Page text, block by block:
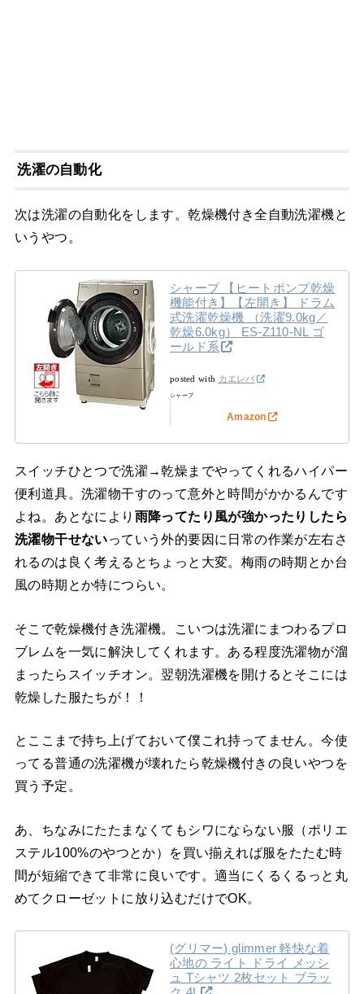
洗濯の自動化
次は洗濯の自動化をします。乾燥機付き全自動洗濯機と
いうやつ。
シャープ 【ヒートポンプ乾燥
機能付き】【左開き】 ドラム
式洗濯乾燥機 （洗濯9.0kg／
乾燥6.0kg） ES-Z110-NL ゴ
ールド系
posted with カエレバ
シャープ
Amazon
スイッチひとつで洗濯→乾燥までやってくれるハイパー
便利道具。洗濯物干すのって意外と時間がかかるんです
よね。あとなにより 雨降ってたり風が強かったりしたら
洗濯物干せないっていう外的要因に日常の作業が左右さ
れるのは良く考えるとちょっと大変。梅雨の時期とか台
風の時期とか特につらい。
そこで乾燥機付き洗濯機。こいつは洗濯にまつわるプロ
ブレムを一気に解決してくれます。ある程度洗濯物が溜
まったらスイッチオン。翌朝洗濯機を開けるとそこには
乾燥した服たちが！！
とここまで持ち上げておいて僕これ持ってません。今使
ってる普通の洗濯機が壊れたら乾燥機付きの良いやつを
買う予定。
あ、ちなみにたたまなくてもシワにならない服（ポリエ
ステル100%のやつとか）を買い揃えれば服をたたむ時
間が短縮できて非常に良いです。適当にくるくるっと丸
めてクローゼットに放り込むだけでOK。
(グリマー) glimmer 軽快な着
心地の ライト ドライ メッシ
ュ Tシャツ 2枚セット ブラッ